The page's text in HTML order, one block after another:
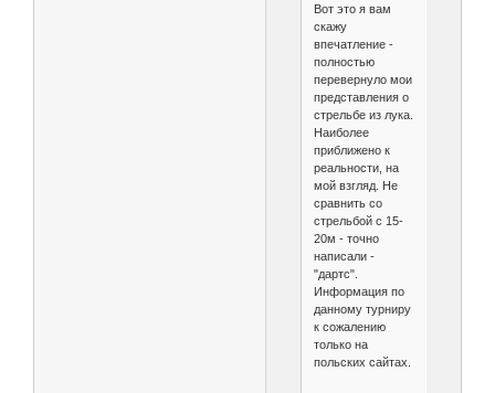
Вот это я вам
скажу
впечатление -
полностью
перевернуло мои
представления о
стрельбе из лука.
Наиболее
приближено к
реальности, на
мой взгляд. Не
сравнить со
стрельбой с 15-
20м - точно
написали -
"дартс".
Информация по
данному турниру
к сожалению
только на
польских сайтах.